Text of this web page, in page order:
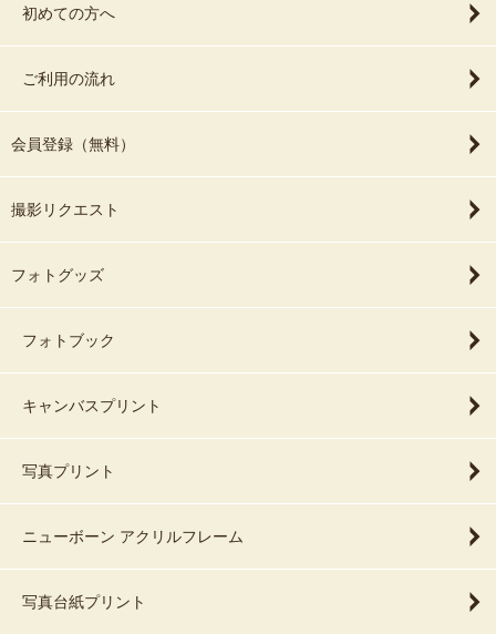
初めての方へ
ご利用の流れ
会員登録（無料）
撮影リクエスト
フォトグッズ
フォトブック
キャンバスプリント
写真プリント
ニューボーン アクリルフレーム
写真台紙プリント